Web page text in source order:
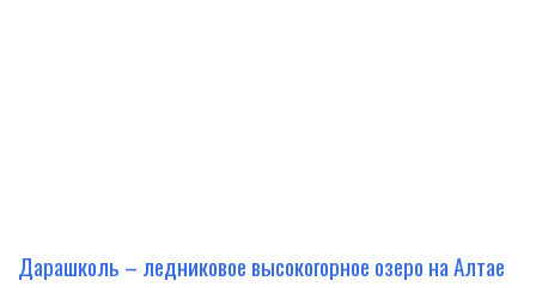
Дарашколь – ледниковое высокогорное озеро на Алтае